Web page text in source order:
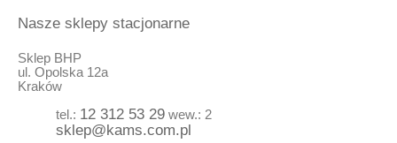
6240675000873
9362988301250
8759605038346
3229226735412
1201031300025
9643251485779
Nasze sklepy stacjonarne
Sklep BHP
ul. Opolska 12a
Kraków
tel.: 12 312 53 29 wew.: 2
sklep@kams.com.pl